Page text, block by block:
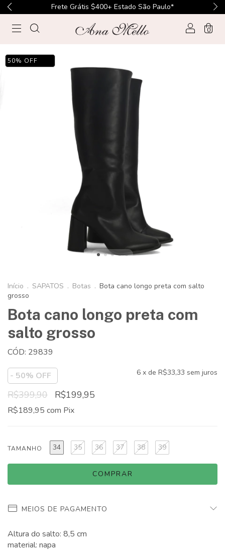
Frete Grátis $400+ Estado São Paulo*
0
50% OFF
Início . SAPATOS . Botas . Bota cano longo preta com salto
grosso
Bota cano longo preta com
salto grosso
CÓD: 29839
- 50% OFF
R$399,90 R$199,95
6 x de R$33,33 sem juros
R$189,95 com Pix
TAMANHO 34 35 36 37 38 39
MEIOS DE PAGAMENTO
Altura do salto: 8,5 cm
material: napa